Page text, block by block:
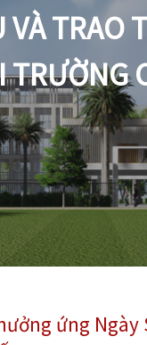
TRAO
TRƯỜNG
ứng Ngày